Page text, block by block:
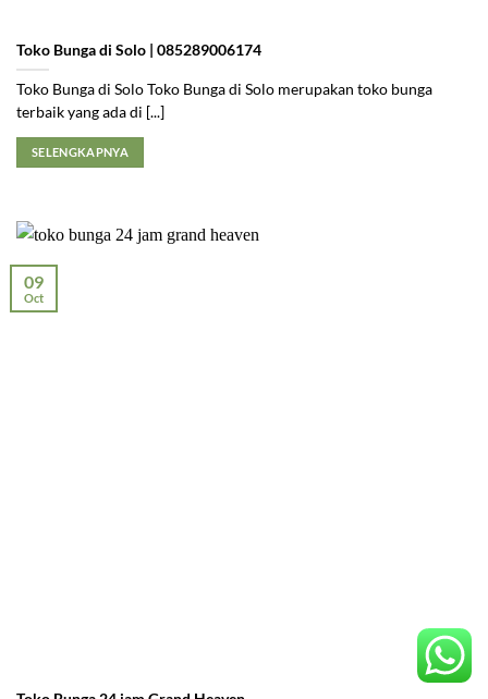
Toko Bunga di Solo | 085289006174
Toko Bunga di Solo Toko Bunga di Solo merupakan toko bunga
terbaik yang ada di [...]
SELENGKAPNYA
09
Oct